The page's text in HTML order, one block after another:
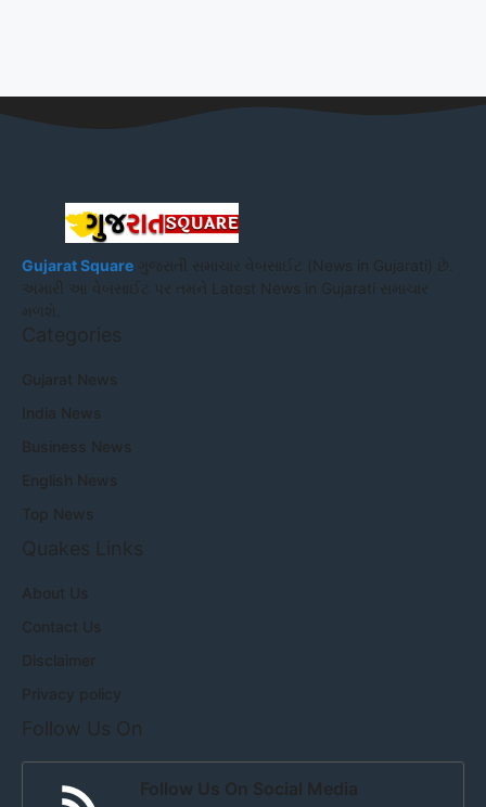
Gujarat Square ગુજરાતી સમાચાર વેબસાઈટ (News in Gujarati) છે.
અમારી આ વેબસાઈટ પર તમને Latest News in Gujarati સમાચાર
મળશે.
Categories
Gujarat News
India News
Business News
English News
Top News
Quakes Links
About Us
Contact Us
Disclaimer
Privacy policy
Follow Us On
Follow Us On Social Media